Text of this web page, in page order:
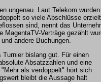
ungenau. Laut Telekom
so viele Abschlüsse
sind, nennt das
Verträge gezählt
andere Buchungen.
Turnier bislang gut. Für einen
Absatzzahlen und eine
als verdoppelt" hört sich
bleibt die Aussage halt